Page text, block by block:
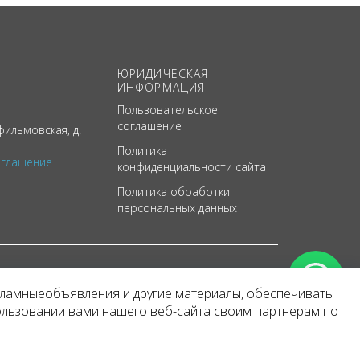
д.
ЮРИДИЧЕСКАЯ
ИНФОРМАЦИЯ
Пользовательское
соглашение
Политика
конфиденциальности сайта
Политика обработки
персональных данных
и другие материалы, обеспечивать
вами нашего веб-сайта своим партнерам по